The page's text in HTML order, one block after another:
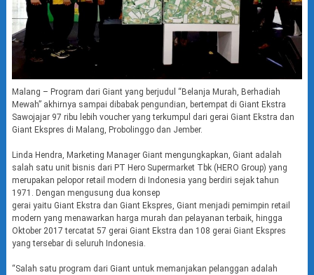
Malang – Program dari Giant yang berjudul “Belanja Murah, Berhadiah
Mewah” akhirnya sampai dibabak pengundian, bertempat di Giant Ekstra
Sawojajar 97 ribu lebih voucher yang terkumpul dari gerai Giant Ekstra dan
Giant Ekspres di Malang, Probolinggo dan Jember.
Linda Hendra, Marketing Manager Giant mengungkapkan, Giant adalah
salah satu unit bisnis dari PT Hero Supermarket Tbk (HERO Group) yang
merupakan pelopor retail modern di Indonesia yang berdiri sejak tahun
1971. Dengan mengusung dua konsep
gerai yaitu Giant Ekstra dan Giant Ekspres, Giant menjadi pemimpin retail
modern yang menawarkan harga murah dan pelayanan terbaik, hingga
Oktober 2017 tercatat 57 gerai Giant Ekstra dan 108 gerai Giant Ekspres
yang tersebar di seluruh Indonesia.
“Salah satu program dari Giant untuk memanjakan pelanggan adalah